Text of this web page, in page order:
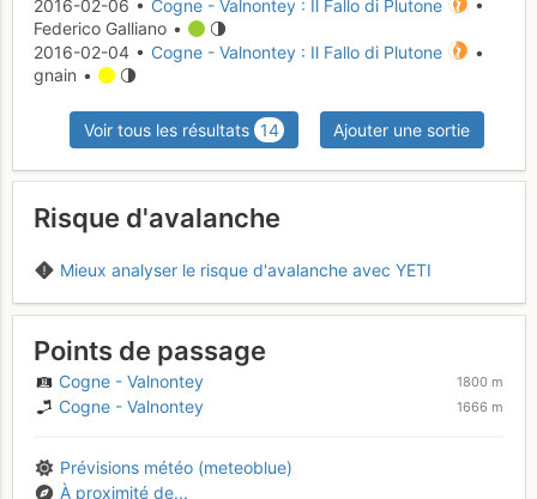
2016-02-06 • Cogne - Valnontey : Il Fallo di Plutone
•
Federico Galliano •
2016-02-04 • Cogne - Valnontey : Il Fallo di Plutone
•
gnain •
Voir tous les résultats 14 Ajouter une sortie
Risque d'avalanche
Mieux analyser le risque d'avalanche avec YETI
Points de passage
Cogne - Valnontey 1800 m
Cogne - Valnontey 1666 m
Prévisions météo (meteoblue)
À proximité de...